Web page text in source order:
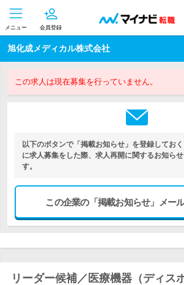
メニュー 会員登録
旭化成メディカル株式会社
この求人は現在募集を行っていません。
以下のボタンで「掲載お知らせ」を登録してお
に求人募集をした際、求人再開に関するお知ら
す。
この企業の「掲載お知らせ」メー
リーダー候補／医療機器（ディス